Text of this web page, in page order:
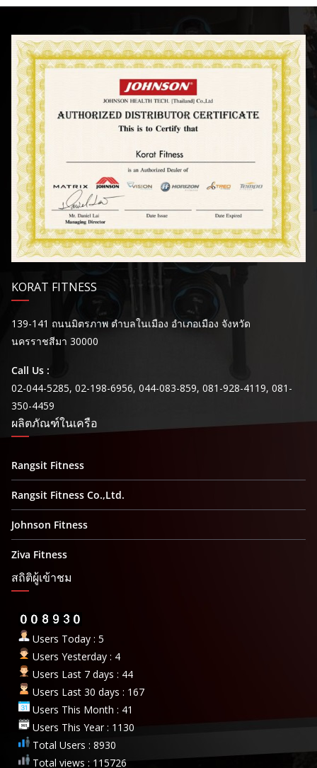
KORAT FITNESS
139-141 ถนนมิตรภาพ ตำบลในเมือง อำเภอเมือง จังหวัด
นครราชสีมา 30000
Call Us :
02-044-5285, 02-198-6956, 044-083-859, 081-928-4119, 081-
350-4459
ผลิตภัณฑ์ในเครือ
Rangsit Fitness
Rangsit Fitness Co.,Ltd.
Johnson Fitness
Ziva Fitness
สถิติผู้เข้าชม
Users Today : 5
Users Yesterday : 4
Users Last 7 days : 44
Users Last 30 days : 167
Users This Month : 41
Users This Year : 1130
Total Users : 8930
Total views : 115726